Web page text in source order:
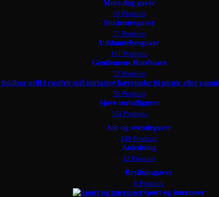
Mors dag gaver
68 Products
Studentergaver
27 Products
Uddannelsesgaver
101 Products
Gentlemens Hardware
52 Products
58 Products
Sjove metalfigurer
334 Products
Job og svendegaver
140 Products
Anledning
12 Products
Bryllupsgaver
6 Products
Sport og interesser